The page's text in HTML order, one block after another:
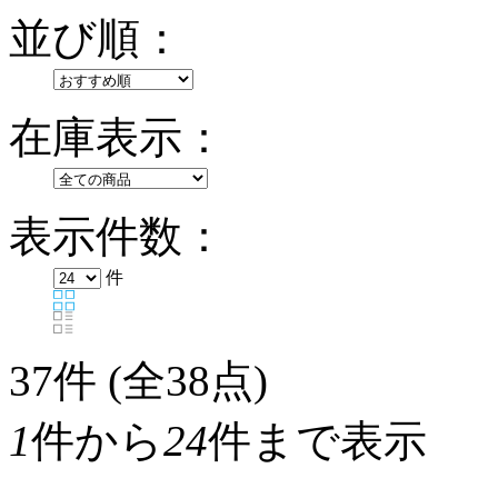
並び順：
在庫表示：
表示件数：
件
37件 (全38点)
1件から24件まで表示